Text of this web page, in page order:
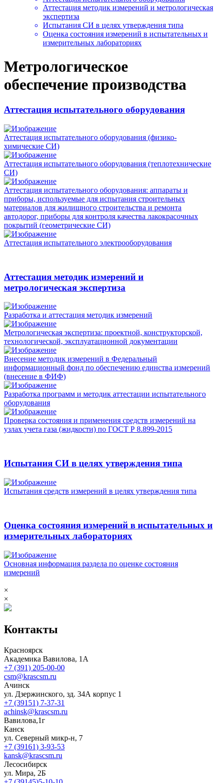
Аттестация методик измерений и метрологическая
экспертиза
Испытания СИ в целях утверждения типа
Оценка состояния измерений в испытательных и
измерительных лабораториях
Метрологическое
обеспечение производства
Аттестация испытательного оборудования
Аттестация испытательного оборудования (физико-
химические СИ)
Аттестация испытательного оборудования (теплотехнические
СИ)
Аттестация испытательного оборудования: аппараты и
приборы, используемые для испытания строительных
материалов для жилищного строительства и ремонта
автодорог, приборы для контроля качества лакокрасочных
покрытий (геометрические СИ)
Аттестация испытательного электрооборудования
Аттестация методик измерений и
метрологическая экспертиза
Разработка и аттестация методик измерений
Метрологическая экспертиза: проектной, конструкторской,
технологической, эксплуатационной документации
Внесение методик измерений в Федеральный
информационный фонд по обеспечению единства измерений
(внесение в ФИФ)
Разработка программ и методик аттестации испытательного
оборудования
Проверка состояния и применения средств измерений на
узлах учета газа (жидкости) по ГОСТ Р 8.899-2015
Испытания СИ в целях утверждения типа
Испытания средств измерений в целях утверждения типа
Оценка состояния измерений в испытательных и
измерительных лабораториях
Основная информация раздела по оценке состояния
измерений
×
×
Контакты
Красноярск
Академика Вавилова, 1А
+7 (391) 205-00-00
csm@krascsm.ru
Ачинск
ул. Дзержинского, зд. 34А корпус 1
+7 (39151) 7-37-31
achinsk@krascsm.ru
Вавилова,1г
Канск
ул. Северный микр-н, 7
+7 (39161) 3-93-53
kansk@krascsm.ru
Лесосибирск
ул. Мира, 2Б